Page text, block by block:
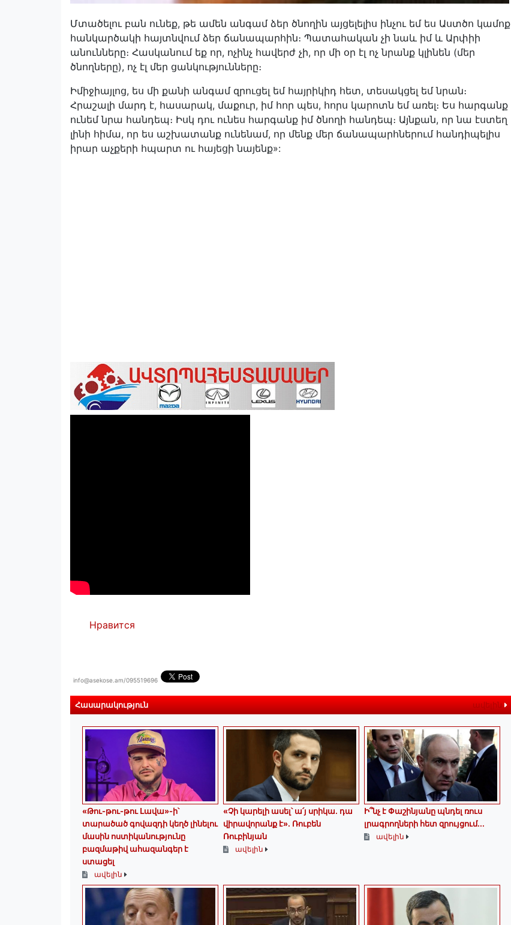
Մտածելու բան ունեք, թե ամեն անգամ ձեր ծնողին այցելելիս ինչու եմ ես Աստծո կամոք
հանկարծակի հայտնվում ձեր ճանապարհին։ Պատահական չի նաև իմ և Արփիի
անունները։ Հասկանում եք որ, ոչինչ հավերժ չի, որ մի օր էլ ոչ նրանք կլինեն (մեր
ծնողները), ոչ էլ մեր ցանկությունները։
Իմիջիայլոց, ես մի քանի անգամ զրուցել եմ հայրիկիդ հետ, տեսակցել եմ նրան։
Հրաշալի մարդ է, հասարակ, մաքուր, իմ հոր պես, հորս կարոտն եմ առել։ Ես հարգանք
ունեմ նրա հանդեպ։ Իսկ դու ունես հարգանք իմ ծնողի հանդեպ։ Այնքան, որ նա էստեղ
լինի հիմա, որ ես աշխատանք ունենամ, որ մենք մեր ճանապարհներում հանդիպելիս
իրար աչքերի հպարտ ու հայեցի նայենք»:
Нравится
info@asekose.am/095519696
Հասարակություն ավելին
«Թու-թու-թու Լավա»-ի՝
տարածած գովազդի կեղծ լինելու
մասին ոստիկանությունը
բազմաթիվ ահազանգեր է
ստացել
ավելին
«Չի կարելի ասել՝ ա՛յ սրիկա․ դա
վիրավորանք է»․ Ռուբեն
Ռուբինյան
ավելին
Ի՞նչ է Փաշինյանը պնդել ռուս
լրագրողների հետ զրույցում․․․
ավելին